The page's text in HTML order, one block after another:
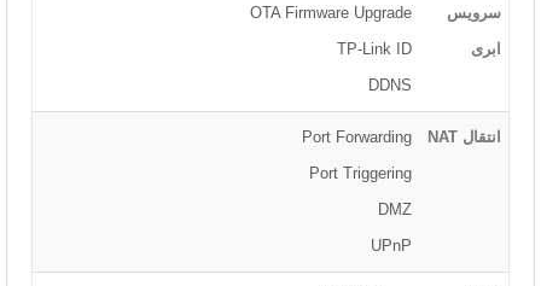
سرویس
ابری
OTA Firmware Upgrade
TP-Link ID
DDNS
انتقال NAT
Port Forwarding
Port Triggering
DMZ
UPnP